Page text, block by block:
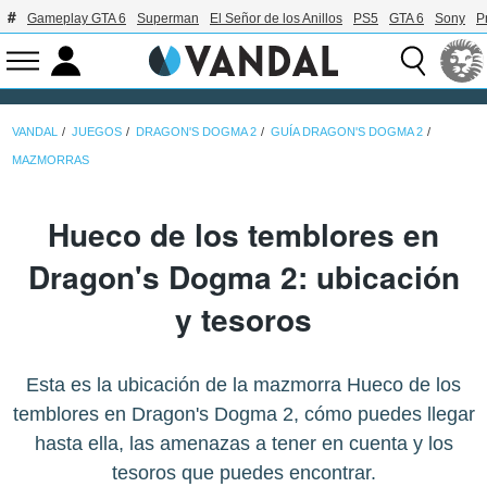
Gameplay GTA 6 Superman El Señor de los Anillos PS5 GTA 6 Sony
VANDAL JUEGOS DRAGON'S DOGMA 2 GUÍA DRAGON'S DOGMA 2
MAZMORRAS
Hueco de los temblores en
Dragon's Dogma 2: ubicación
y tesoros
Esta es la ubicación de la mazmorra Hueco de los
temblores en Dragon's Dogma 2, cómo puedes llegar
hasta ella, las amenazas a tener en cuenta y los
tesoros que puedes encontrar.